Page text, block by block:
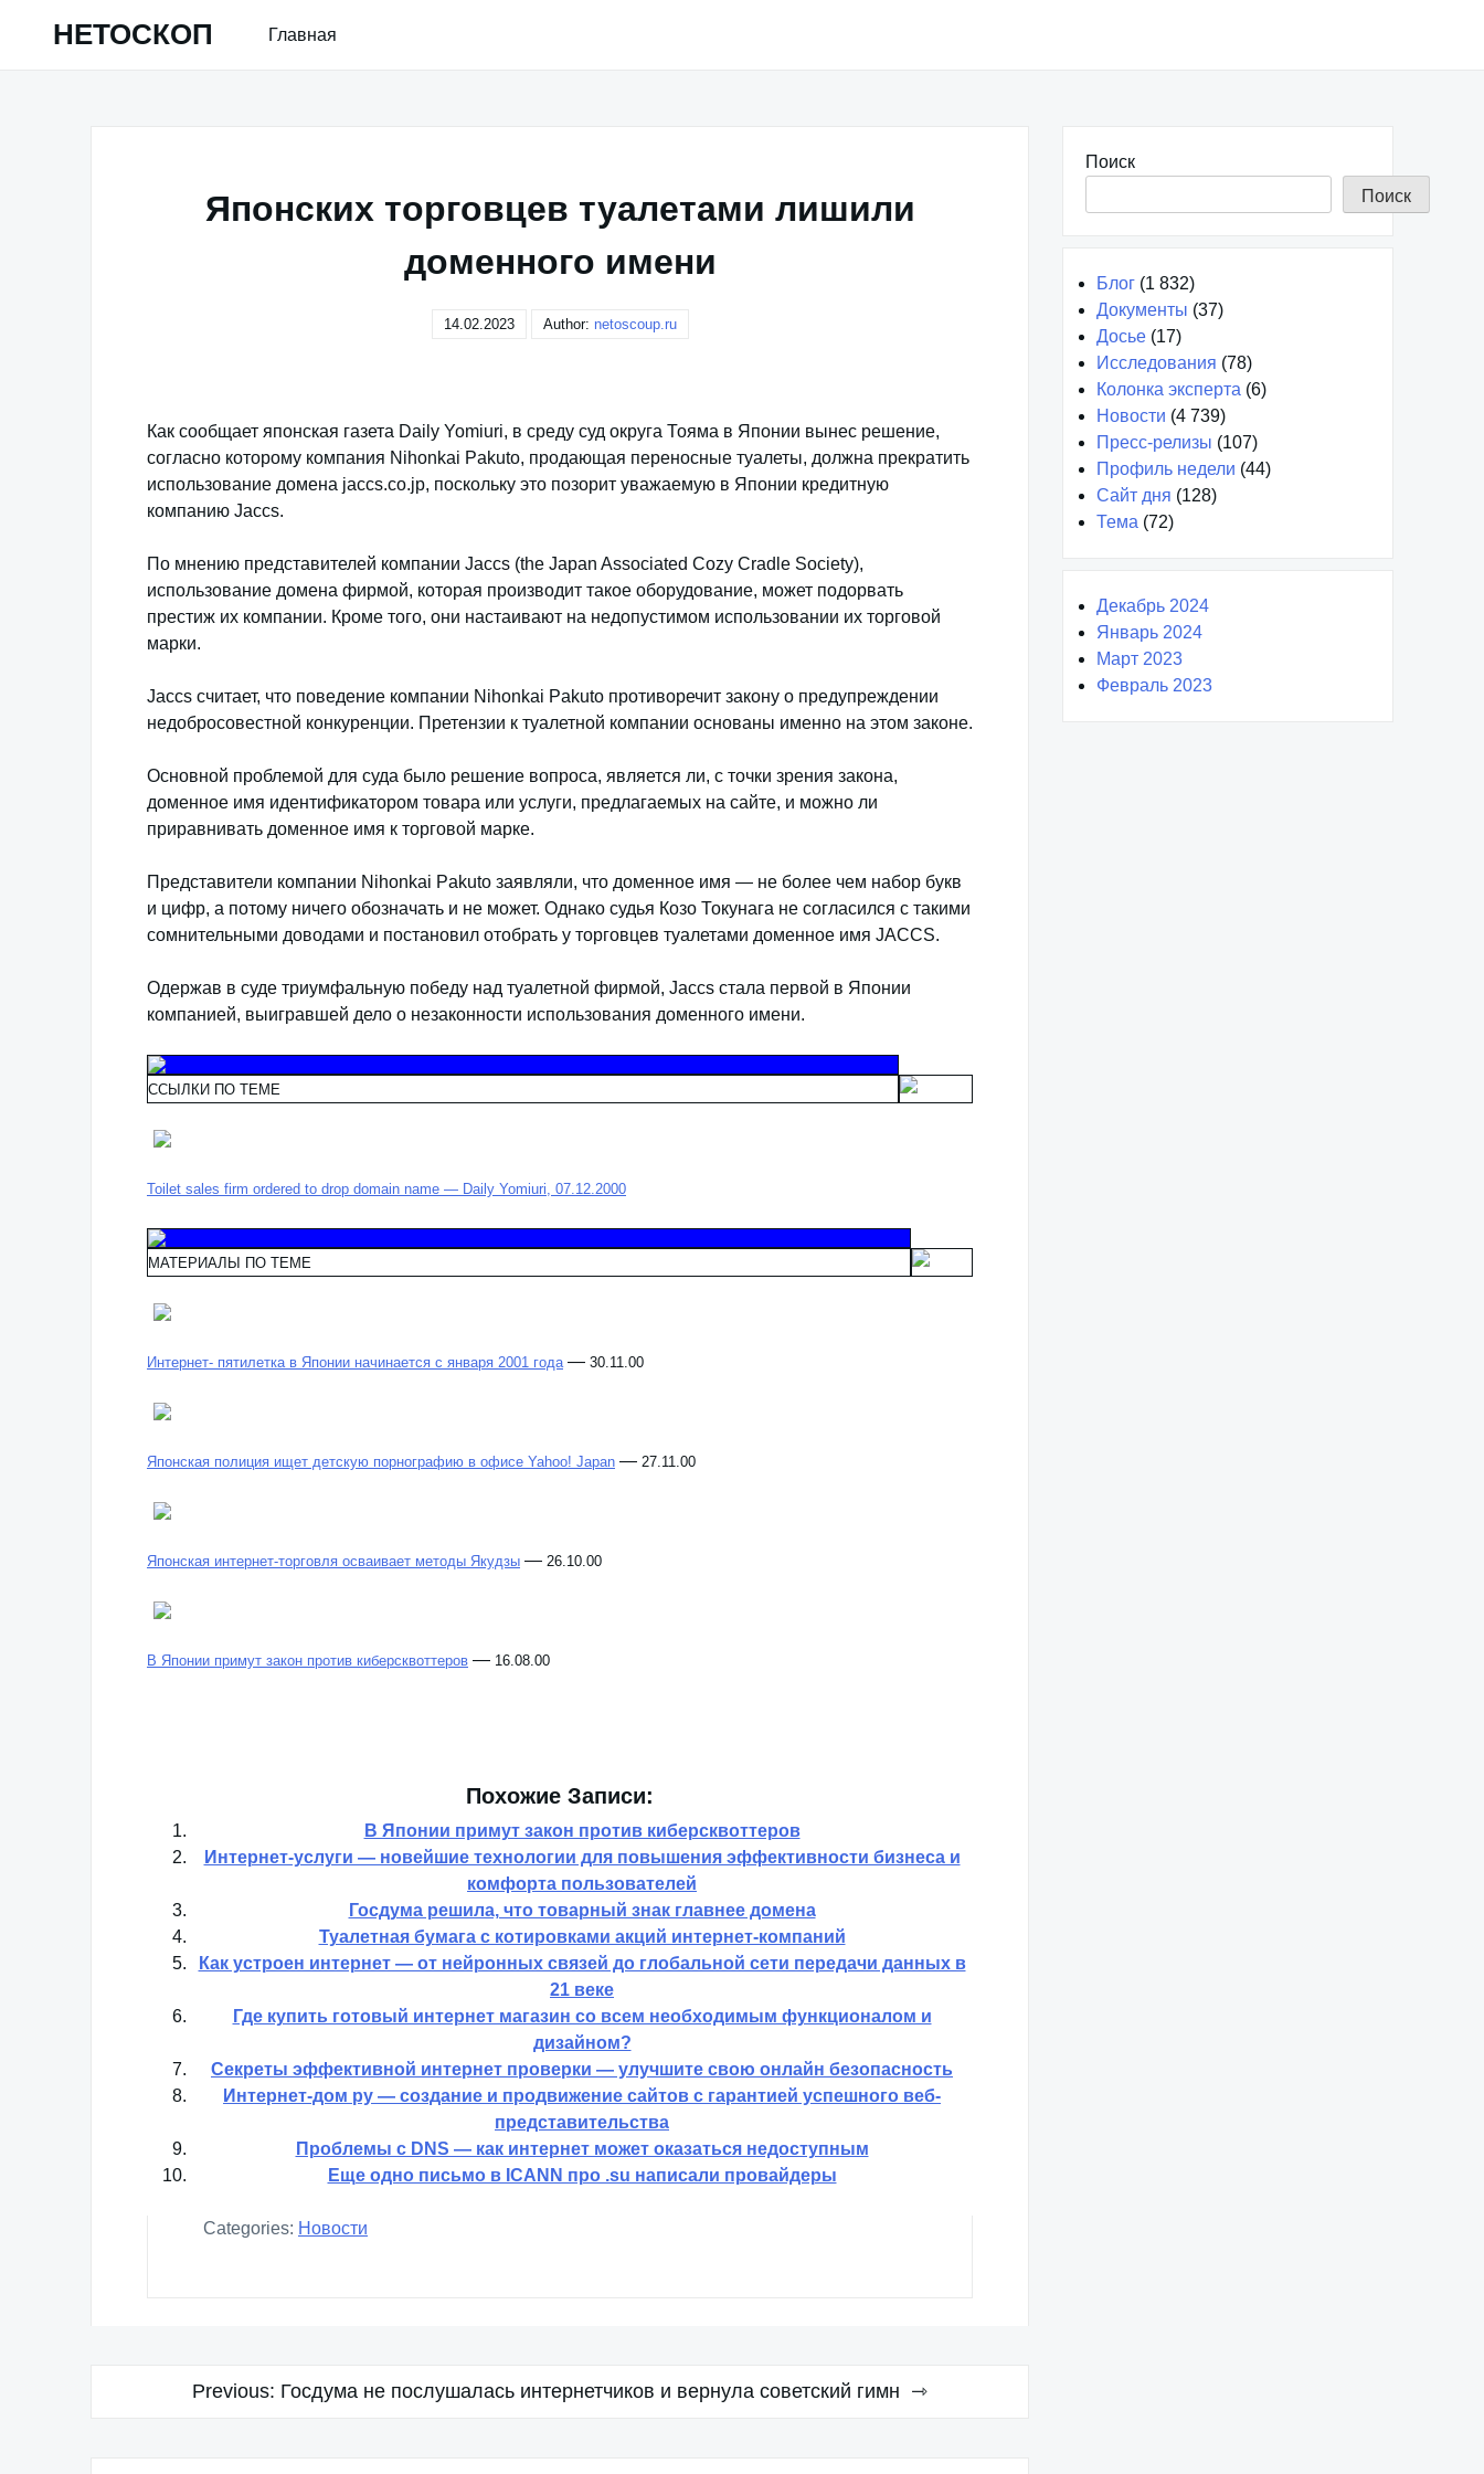
НЕТОСКОП Главная
Японских торговцев туалетами лишили
доменного имени
14.02.2023 Author: netoscoup.ru
Как сообщает японская газета Daily Yomiuri, в среду суд округа Тояма в Японии вынес решение,
согласно которому компания Nihonkai Pakuto, продающая переносные туалеты, должна прекратить
использование домена jaccs.co.jp, поскольку это позорит уважаемую в Японии кредитную
компанию Jaccs.
По мнению представителей компании Jaccs (the Japan Associated Cozy Cradle Society),
использование домена фирмой, которая производит такое оборудование, может подорвать
престиж их компании. Кроме того, они настаивают на недопустимом использовании их торговой
марки.
Jaccs считает, что поведение компании Nihonkai Pakuto противоречит закону о предупреждении
недобросовестной конкуренции. Претензии к туалетной компании основаны именно на этом законе.
Основной проблемой для суда было решение вопроса, является ли, с точки зрения закона,
доменное имя идентификатором товара или услуги, предлагаемых на сайте, и можно ли
приравнивать доменное имя к торговой марке.
Представители компании Nihonkai Pakuto заявляли, что доменное имя — не более чем набор букв
и цифр, а потому ничего обозначать и не может. Однако судья Козо Токунага не согласился с такими
сомнительными доводами и постановил отобрать у торговцев туалетами доменное имя JACCS.
Одержав в суде триумфальную победу над туалетной фирмой, Jaccs стала первой в Японии
компанией, выигравшей дело о незаконности использования доменного имени.
ССЫЛКИ ПО ТЕМЕ
Toilet sales firm ordered to drop domain name — Daily Yomiuri, 07.12.2000
МАТЕРИАЛЫ ПО ТЕМЕ
Интернет- пятилетка в Японии начинается с января 2001 года — 30.11.00
Японская полиция ищет детскую порнографию в офисе Yahoo! Japan — 27.11.00
Японская интернет-торговля осваивает методы Якудзы — 26.10.00
В Японии примут закон против киберсквоттеров — 16.08.00
Похожие Записи:
В Японии примут закон против киберсквоттеров
Интернет-услуги — новейшие технологии для повышения эффективности бизнеса и
комфорта пользователей
Госдума решила, что товарный знак главнее домена
Туалетная бумага с котировками акций интернет-компаний
Как устроен интернет — от нейронных связей до глобальной сети передачи данных в
21 веке
Где купить готовый интернет магазин со всем необходимым функционалом и
дизайном?
Секреты эффективной интернет проверки — улучшите свою онлайн безопасность
Интернет-дом ру — создание и продвижение сайтов с гарантией успешного веб-
представительства
Проблемы с DNS — как интернет может оказаться недоступным
Еще одно письмо в ICANN про .su написали провайдеры
Categories: Новости
НавигацияPrevious: Госдума не послушалась интернетчиков и вернула советский гимн
Поиск
Поиск
Блог (1 832)
Документы (37)
Досье (17)
Исследования (78)
Колонка эксперта (6)
Новости (4 739)
Пресс-релизы (107)
Профиль недели (44)
Сайт дня (128)
Тема (72)
Декабрь 2024
Январь 2024
Март 2023
Февраль 2023